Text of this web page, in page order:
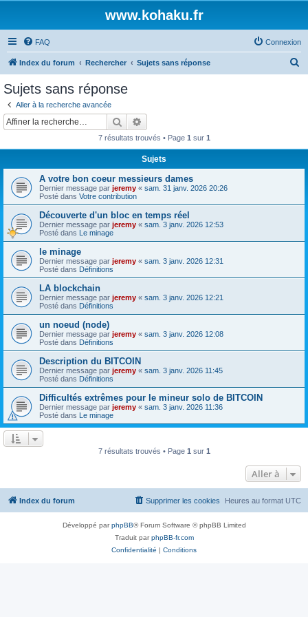
www.kohaku.fr
FAQ Connexion
Index du forum Rechercher Sujets sans réponse
Sujets sans réponse
Aller à la recherche avancée
Rechercher
7 résultats trouvés • Page 1 sur 1
Sujets
A votre bon coeur messieurs dames
Dernier message par jeremy « sam. 31 janv. 2026 20:26
Posté dans Votre contribution
Découverte d'un bloc en temps réel
Dernier message par jeremy « sam. 3 janv. 2026 12:53
Posté dans Le minage
le minage
Dernier message par jeremy « sam. 3 janv. 2026 12:31
Posté dans Définitions
LA blockchain
Dernier message par jeremy « sam. 3 janv. 2026 12:21
Posté dans Définitions
un noeud (node)
Dernier message par jeremy « sam. 3 janv. 2026 12:08
Posté dans Définitions
Description du BITCOIN
Dernier message par jeremy « sam. 3 janv. 2026 11:45
Posté dans Définitions
Difficultés extrêmes pour le mineur solo de BITCOIN
Dernier message par jeremy « sam. 3 janv. 2026 11:36
Posté dans Le minage
7 résultats trouvés • Page 1 sur 1
Aller à
Index du forum Heures au format UTC
Supprimer les cookies
Développé parphpBB® Forum Software © phpBB Limited
Traduit parphpBB-fr.com
Confidentialité | Conditions